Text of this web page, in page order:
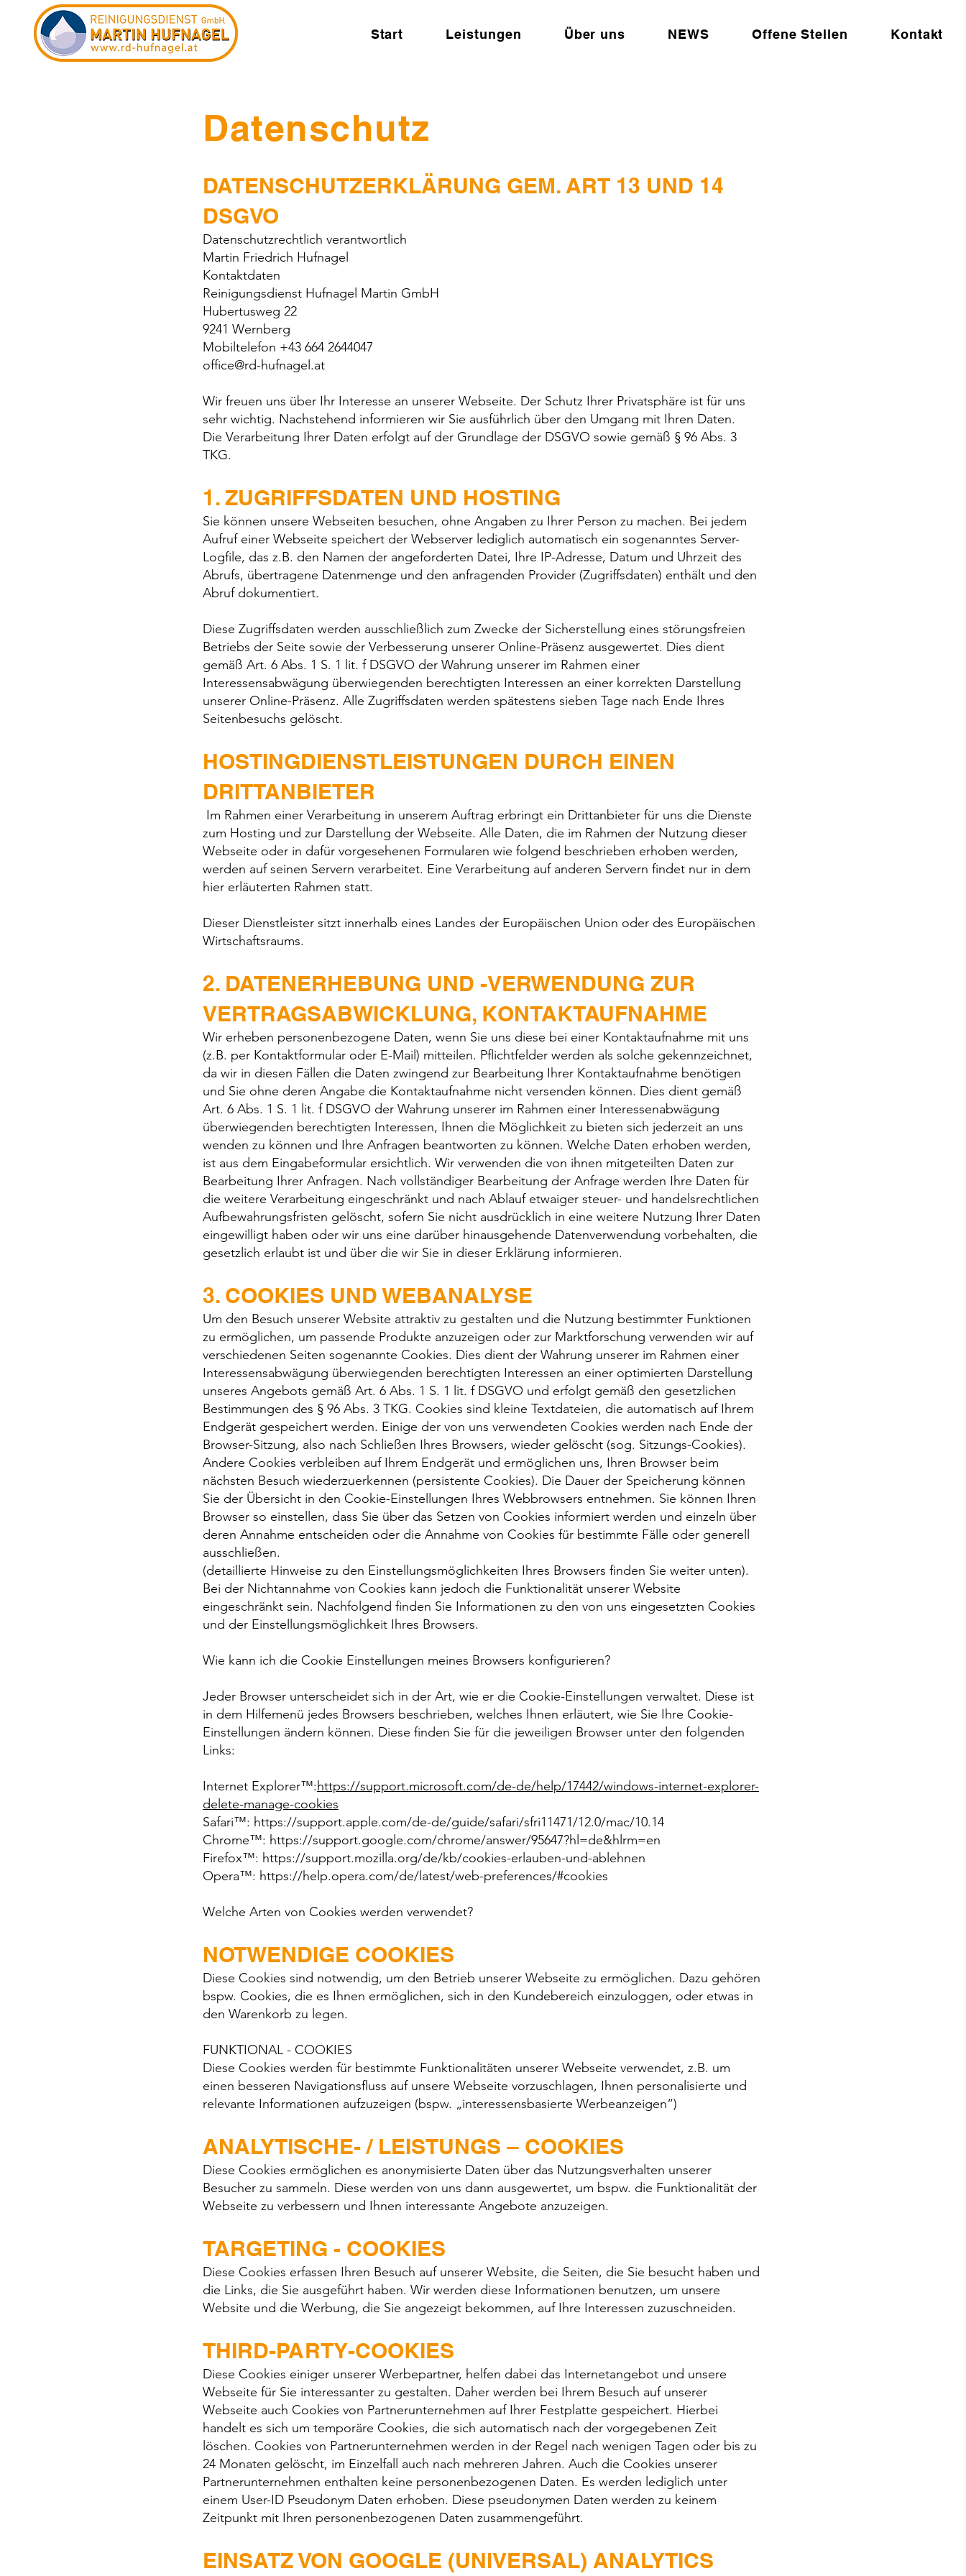
Start Leistungen Über uns NEWS Offene Stellen Kontakt
Datenschutz
DATENSCHUTZERKLÄRUNG GEM. ART 13 UND 14
DSGVO
Datenschutzrechtlich verantwortlich
Martin Friedrich Hufnagel
Kontaktdaten
Reinigungsdienst Hufnagel Martin GmbH
Hubertusweg 22
9241 Wernberg
Mobiltelefon +43 664 2644047
office@rd-hufnagel.at
Wir freuen uns über Ihr Interesse an unserer Webseite. Der Schutz Ihrer Privatsphäre ist für uns
sehr wichtig. Nachstehend informieren wir Sie ausführlich über den Umgang mit Ihren Daten.
Die Verarbeitung Ihrer Daten erfolgt auf der Grundlage der DSGVO sowie gemäß § 96 Abs. 3
TKG.
1. ZUGRIFFSDATEN UND HOSTING
Sie können unsere Webseiten besuchen, ohne Angaben zu Ihrer Person zu machen. Bei jedem
Aufruf einer Webseite speichert der Webserver lediglich automatisch ein sogenanntes Server-
Logfile, das z.B. den Namen der angeforderten Datei, Ihre IP-Adresse, Datum und Uhrzeit des
Abrufs, übertragene Datenmenge und den anfragenden Provider (Zugriffsdaten) enthält und den
Abruf dokumentiert.
Diese Zugriffsdaten werden ausschließlich zum Zwecke der Sicherstellung eines störungsfreien
Betriebs der Seite sowie der Verbesserung unserer Online-Präsenz ausgewertet. Dies dient
gemäß Art. 6 Abs. 1 S. 1 lit. f DSGVO der Wahrung unserer im Rahmen einer
Interessensabwägung überwiegenden berechtigten Interessen an einer korrekten Darstellung
unserer Online-Präsenz. Alle Zugriffsdaten werden spätestens sieben Tage nach Ende Ihres
Seitenbesuchs gelöscht.
HOSTINGDIENSTLEISTUNGEN DURCH EINEN
DRITTANBIETER
Im Rahmen einer Verarbeitung in unserem Auftrag erbringt ein Drittanbieter für uns die Dienste
zum Hosting und zur Darstellung der Webseite. Alle Daten, die im Rahmen der Nutzung dieser
Webseite oder in dafür vorgesehenen Formularen wie folgend beschrieben erhoben werden,
werden auf seinen Servern verarbeitet. Eine Verarbeitung auf anderen Servern findet nur in dem
hier erläuterten Rahmen statt.
Dieser Dienstleister sitzt innerhalb eines Landes der Europäischen Union oder des Europäischen
Wirtschaftsraums.
2. DATENERHEBUNG UND -VERWENDUNG ZUR
VERTRAGSABWICKLUNG, KONTAKTAUFNAHME
Wir erheben personenbezogene Daten, wenn Sie uns diese bei einer Kontaktaufnahme mit uns
(z.B. per Kontaktformular oder E-Mail) mitteilen. Pflichtfelder werden als solche gekennzeichnet,
da wir in diesen Fällen die Daten zwingend zur Bearbeitung Ihrer Kontaktaufnahme benötigen
und Sie ohne deren Angabe die Kontaktaufnahme nicht versenden können. Dies dient gemäß
Art. 6 Abs. 1 S. 1 lit. f DSGVO der Wahrung unserer im Rahmen einer Interessenabwägung
überwiegenden berechtigten Interessen, Ihnen die Möglichkeit zu bieten sich jederzeit an uns
wenden zu können und Ihre Anfragen beantworten zu können. Welche Daten erhoben werden,
ist aus dem Eingabeformular ersichtlich. Wir verwenden die von ihnen mitgeteilten Daten zur
Bearbeitung Ihrer Anfragen. Nach vollständiger Bearbeitung der Anfrage werden Ihre Daten für
die weitere Verarbeitung eingeschränkt und nach Ablauf etwaiger steuer- und handelsrechtlichen
Aufbewahrungsfristen gelöscht, sofern Sie nicht ausdrücklich in eine weitere Nutzung Ihrer Daten
eingewilligt haben oder wir uns eine darüber hinausgehende Datenverwendung vorbehalten, die
gesetzlich erlaubt ist und über die wir Sie in dieser Erklärung informieren.
3. COOKIES UND WEBANALYSE
Um den Besuch unserer Website attraktiv zu gestalten und die Nutzung bestimmter Funktionen
zu ermöglichen, um passende Produkte anzuzeigen oder zur Marktforschung verwenden wir auf
verschiedenen Seiten sogenannte Cookies. Dies dient der Wahrung unserer im Rahmen einer
Interessensabwägung überwiegenden berechtigten Interessen an einer optimierten Darstellung
unseres Angebots gemäß Art. 6 Abs. 1 S. 1 lit. f DSGVO und erfolgt gemäß den gesetzlichen
Bestimmungen des § 96 Abs. 3 TKG. Cookies sind kleine Textdateien, die automatisch auf Ihrem
Endgerät gespeichert werden. Einige der von uns verwendeten Cookies werden nach Ende der
Browser-Sitzung, also nach Schließen Ihres Browsers, wieder gelöscht (sog. Sitzungs-Cookies).
Andere Cookies verbleiben auf Ihrem Endgerät und ermöglichen uns, Ihren Browser beim
nächsten Besuch wiederzuerkennen (persistente Cookies). Die Dauer der Speicherung können
Sie der Übersicht in den Cookie-Einstellungen Ihres Webbrowsers entnehmen. Sie können Ihren
Browser so einstellen, dass Sie über das Setzen von Cookies informiert werden und einzeln über
deren Annahme entscheiden oder die Annahme von Cookies für bestimmte Fälle oder generell
ausschließen.
(detaillierte Hinweise zu den Einstellungsmöglichkeiten Ihres Browsers finden Sie weiter unten).
Bei der Nichtannahme von Cookies kann jedoch die Funktionalität unserer Website
eingeschränkt sein. Nachfolgend finden Sie Informationen zu den von uns eingesetzten Cookies
und der Einstellungsmöglichkeit Ihres Browsers.
Wie kann ich die Cookie Einstellungen meines Browsers konfigurieren?
Jeder Browser unterscheidet sich in der Art, wie er die Cookie-Einstellungen verwaltet. Diese ist
in dem Hilfemenü jedes Browsers beschrieben, welches Ihnen erläutert, wie Sie Ihre Cookie-
Einstellungen ändern können. Diese finden Sie für die jeweiligen Browser unter den folgenden
Links:
Internet Explorer™:https://support.microsoft.com/de-de/help/17442/windows-internet-explorer-
delete-manage-cookies
Safari™: https://support.apple.com/de-de/guide/safari/sfri11471/12.0/mac/10.14
Chrome™: https://support.google.com/chrome/answer/95647?hl=de&hlrm=en
Firefox™: https://support.mozilla.org/de/kb/cookies-erlauben-und-ablehnen
Opera™: https://help.opera.com/de/latest/web-preferences/#cookies
Welche Arten von Cookies werden verwendet?
NOTWENDIGE COOKIES
Diese Cookies sind notwendig, um den Betrieb unserer Webseite zu ermöglichen. Dazu gehören
bspw. Cookies, die es Ihnen ermöglichen, sich in den Kundebereich einzuloggen, oder etwas in
den Warenkorb zu legen.
FUNKTIONAL - COOKIES
Diese Cookies werden für bestimmte Funktionalitäten unserer Webseite verwendet, z.B. um
einen besseren Navigationsfluss auf unsere Webseite vorzuschlagen, Ihnen personalisierte und
relevante Informationen aufzuzeigen (bspw. „interessensbasierte Werbeanzeigen“)
ANALYTISCHE- / LEISTUNGS – COOKIES
Diese Cookies ermöglichen es anonymisierte Daten über das Nutzungsverhalten unserer
Besucher zu sammeln. Diese werden von uns dann ausgewertet, um bspw. die Funktionalität der
Webseite zu verbessern und Ihnen interessante Angebote anzuzeigen.
TARGETING - COOKIES
Diese Cookies erfassen Ihren Besuch auf unserer Website, die Seiten, die Sie besucht haben und
die Links, die Sie ausgeführt haben. Wir werden diese Informationen benutzen, um unsere
Website und die Werbung, die Sie angezeigt bekommen, auf Ihre Interessen zuzuschneiden.
THIRD-PARTY-COOKIES
Diese Cookies einiger unserer Werbepartner, helfen dabei das Internetangebot und unsere
Webseite für Sie interessanter zu gestalten. Daher werden bei Ihrem Besuch auf unserer
Webseite auch Cookies von Partnerunternehmen auf Ihrer Festplatte gespeichert. Hierbei
handelt es sich um temporäre Cookies, die sich automatisch nach der vorgegebenen Zeit
löschen. Cookies von Partnerunternehmen werden in der Regel nach wenigen Tagen oder bis zu
24 Monaten gelöscht, im Einzelfall auch nach mehreren Jahren. Auch die Cookies unserer
Partnerunternehmen enthalten keine personenbezogenen Daten. Es werden lediglich unter
einem User-ID Pseudonym Daten erhoben. Diese pseudonymen Daten werden zu keinem
Zeitpunkt mit Ihren personenbezogenen Daten zusammengeführt.
EINSATZ VON GOOGLE (UNIVERSAL) ANALYTICS